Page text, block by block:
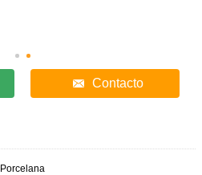
Contacto
Porcelana